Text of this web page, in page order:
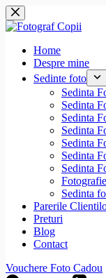
Sari
la
conținut
Home
Despre mine
Sedinte foto
Sedinta
Sedinta
Sedinta
Sedinta
Sedinta
Sedinta
Sedinta
Sedinta
Parerile
Preturi
Blog
Contact
Vouchere Foto Cadou